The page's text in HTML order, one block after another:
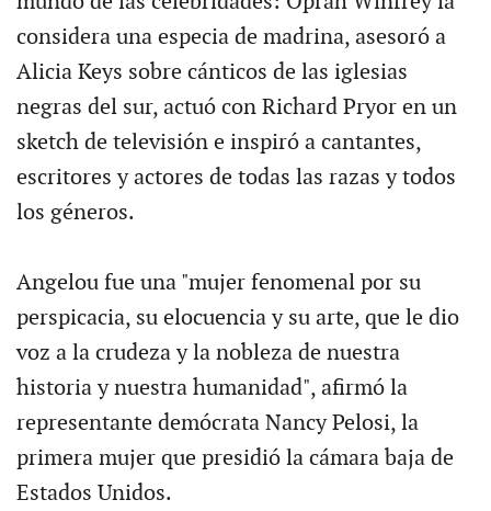
considera una especia de madrina, asesoró a
Alicia Keys sobre cánticos de las iglesias
negras del sur, actuó con Richard Pryor en un
sketch de televisión e inspiró a cantantes,
escritores y actores de todas las razas y todos
los géneros.
Angelou fue una "mujer fenomenal por su
perspicacia, su elocuencia y su arte, que le dio
voz a la crudeza y la nobleza de nuestra
historia y nuestra humanidad", afirmó la
representante demócrata Nancy Pelosi, la
primera mujer que presidió la cámara baja de
Estados Unidos.